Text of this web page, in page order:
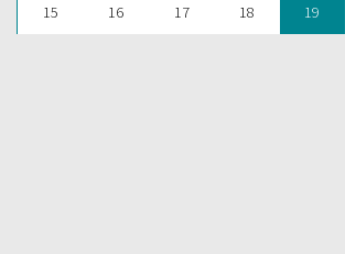
15 16 17 18 19